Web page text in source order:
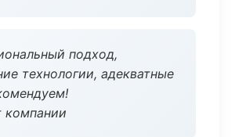
подход,
технологии, адекватные
компании